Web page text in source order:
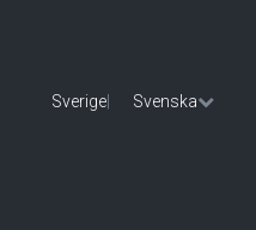
Sverige Svenska